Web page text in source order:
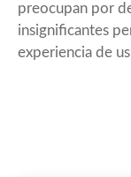
preocupan por
insignificantes
experiencia de